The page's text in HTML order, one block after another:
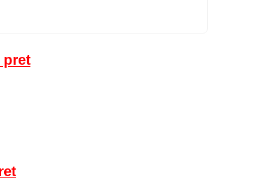
pret